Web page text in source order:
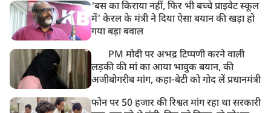
9:38 AM
झारखंड: JPSC परीक्षा धांधली मामले में और पांच लोग गिरफ्तार,
अबतक 19 अरेस्ट
'बस का किराया नहीं, फिर भी बच्चे प्राइवेट स्कूल
में' केरल के मंत्री ने दिया ऐसा बयान की खड़ा हो
गया बड़ा बवाल
PM मोदी पर अभद्र टिप्पणी करने वाली
लड़की की मां का आया भावुक बयान, की
अजीबोगरीब मांग, कहा-बेटी को गोद लें प्रधानमंत्री
फोन पर 50 हजार की रिश्वत मांग रहा था सरकारी